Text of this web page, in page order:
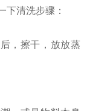
下清洗步骤：
，擦干，放放蒸